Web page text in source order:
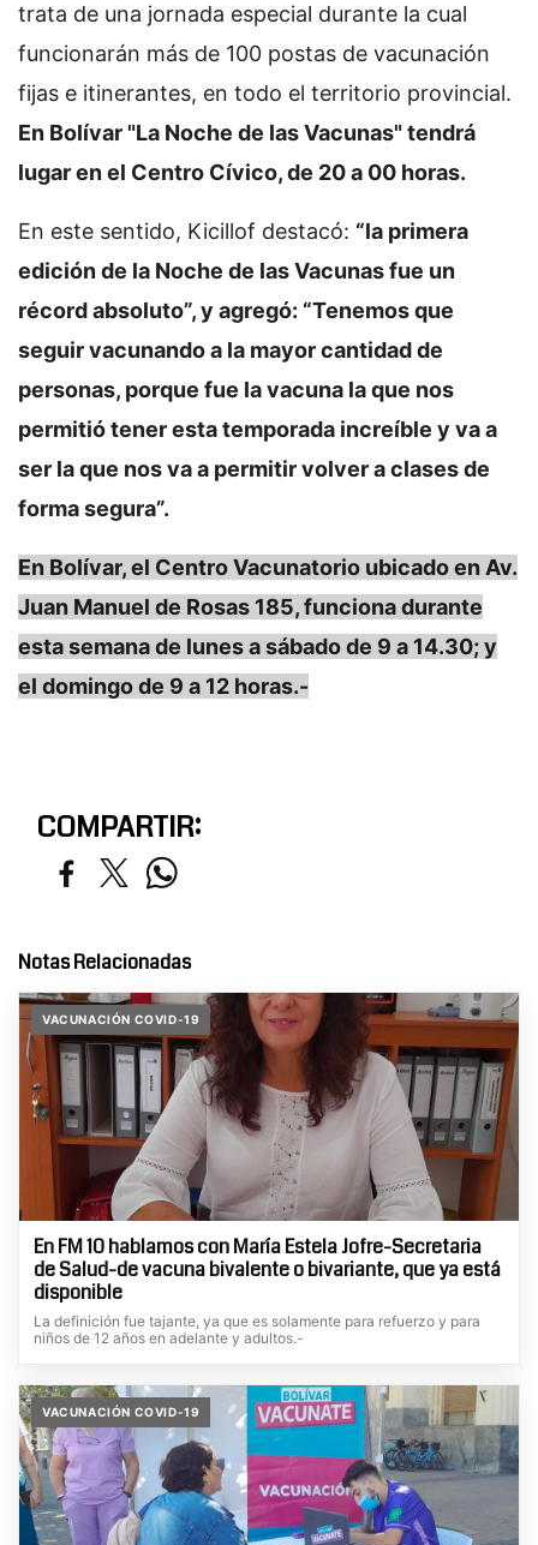
trata de una jornada especial durante la cual
funcionarán más de 100 postas de vacunación
fijas e itinerantes, en todo el territorio provincial.
En Bolívar "La Noche de las Vacunas" tendrá
lugar en el Centro Cívico, de 20 a 00 horas.
En este sentido, Kicillof destacó: “la primera
edición de la Noche de las Vacunas fue un
récord absoluto”, y agregó: “Tenemos que
seguir vacunando a la mayor cantidad de
personas, porque fue la vacuna la que nos
permitió tener esta temporada increíble y va a
ser la que nos va a permitir volver a clases de
forma segura”.
En Bolívar, el Centro Vacunatorio ubicado en Av.
Juan Manuel de Rosas 185, funciona durante
esta semana de lunes a sábado de 9 a 14.30; y
el domingo de 9 a 12 horas.-
COMPARTIR:
Notas Relacionadas
VACUNACIÓN COVID-19
En FM 10 hablamos con María Estela Jofre-Secretaria
de Salud-de vacuna bivalente o bivariante, que ya está
disponible
La definición fue tajante, ya que es solamente para refuerzo y para
niños de 12 años en adelante y adultos.-
VACUNACIÓN COVID-19